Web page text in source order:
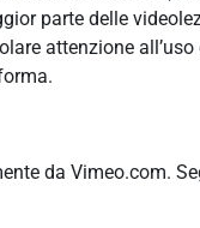
parte delle
attenzione
da Vimeo.com.